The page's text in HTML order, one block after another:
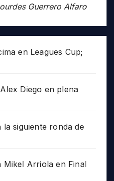
Guerrero Alfaro
en Leagues Cup;
Diego en plena
siguiente ronda de
Mikel Arriola en Final